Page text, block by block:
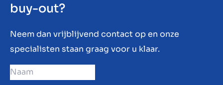
buy-out?
Neem dan vrijblijvend contact op en onze
specialisten staan graag voor u klaar.